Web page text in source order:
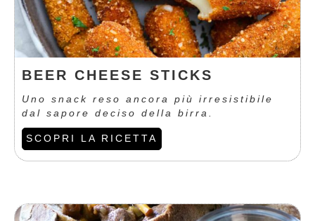
BEER CHEESE STICKS
Uno snack reso ancora più irresistibile
dal sapore deciso della birra.
SCOPRI LA RICETTA